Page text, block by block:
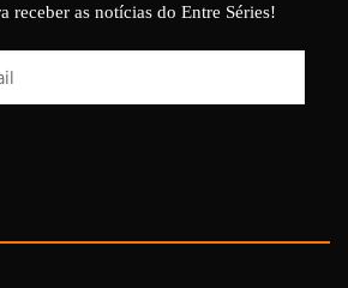
receber as notícias do Entre Séries!